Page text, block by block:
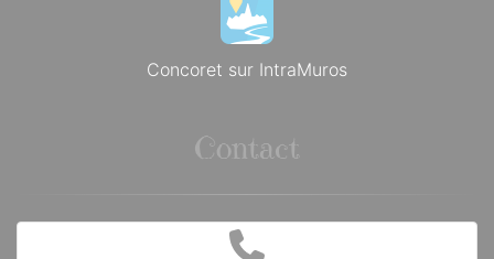
Concoret sur IntraMuros
Contact